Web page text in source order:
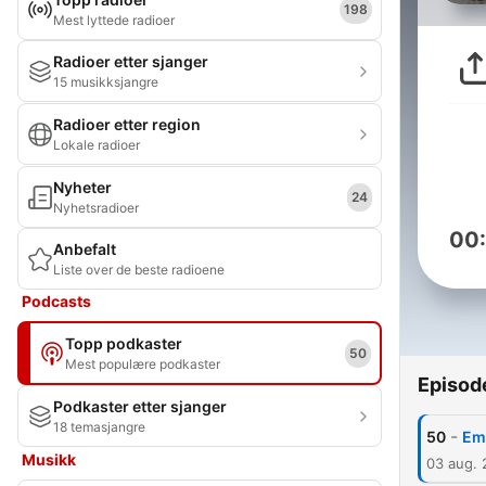
Mest lyttede radioer
198
Radioer etter sjanger
15 musikksjangre
Radioer etter region
Lokale radioer
Nyheter
Nyhetsradioer
24
Anbefalt
Liste over de beste radioene
Podcasts
Topp podkaster
Mest populære podkaster
50
Podkaster etter sjanger
18 temasjangre
Musikk
50 -
03 aug.